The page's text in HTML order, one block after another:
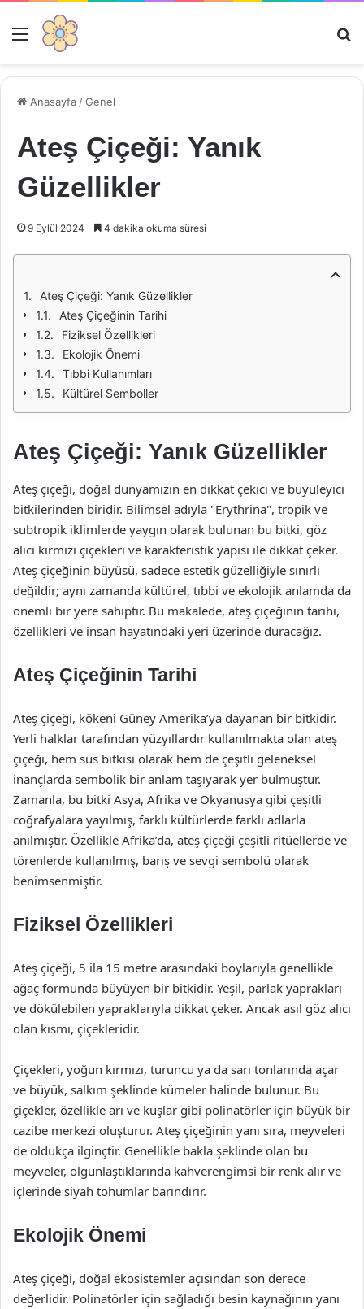
Menü
Anasayfa /Genel
Ateş Çiçeği: Yanık
Güzellikler
9 Eylül 2024 4 dakika okuma süresi
Ateş Çiçeği: Yanık Güzellikler
Ateş Çiçeğinin Tarihi
Fiziksel Özellikleri
Ekolojik Önemi
Tıbbi Kullanımları
Kültürel Semboller
Ateş Çiçeği: Yanık Güzellikler
Ateş çiçeği, doğal dünyamızın en dikkat çekici ve büyüleyici
bitkilerinden biridir. Bilimsel adıyla "Erythrina", tropik ve
subtropik iklimlerde yaygın olarak bulunan bu bitki, göz
alıcı kırmızı çiçekleri ve karakteristik yapısı ile dikkat çeker.
Ateş çiçeğinin büyüsü, sadece estetik güzelliğiyle sınırlı
değildir; aynı zamanda kültürel, tıbbi ve ekolojik anlamda da
önemli bir yere sahiptir. Bu makalede, ateş çiçeğinin tarihi,
özellikleri ve insan hayatındaki yeri üzerinde duracağız.
Ateş Çiçeğinin Tarihi
Ateş çiçeği, kökeni Güney Amerika’ya dayanan bir bitkidir.
Yerli halklar tarafından yüzyıllardır kullanılmakta olan ateş
çiçeği, hem süs bitkisi olarak hem de çeşitli geleneksel
inançlarda sembolik bir anlam taşıyarak yer bulmuştur.
Zamanla, bu bitki Asya, Afrika ve Okyanusya gibi çeşitli
coğrafyalara yayılmış, farklı kültürlerde farklı adlarla
anılmıştır. Özellikle Afrika’da, ateş çiçeği çeşitli ritüellerde ve
törenlerde kullanılmış, barış ve sevgi sembolü olarak
benimsenmiştir.
Fiziksel Özellikleri
Ateş çiçeği, 5 ila 15 metre arasındaki boylarıyla genellikle
ağaç formunda büyüyen bir bitkidir. Yeşil, parlak yaprakları
ve dökülebilen yapraklarıyla dikkat çeker. Ancak asıl göz alıcı
olan kısmı, çiçekleridir.
Çiçekleri, yoğun kırmızı, turuncu ya da sarı tonlarında açar
ve büyük, salkım şeklinde kümeler halinde bulunur. Bu
çiçekler, özellikle arı ve kuşlar gibi polinatörler için büyük bir
cazibe merkezi oluşturur. Ateş çiçeğinin yanı sıra, meyveleri
de oldukça ilginçtir. Genellikle bakla şeklinde olan bu
meyveler, olgunlaştıklarında kahverengimsi bir renk alır ve
içlerinde siyah tohumlar barındırır.
Ekolojik Önemi
Ateş çiçeği, doğal ekosistemler açısından son derece
değerlidir. Polinatörler için sağladığı besin kaynağının yanı